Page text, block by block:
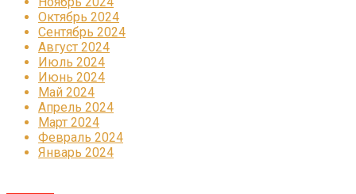
Октябрь 2024
Сентябрь 2024
Август 2024
Июль 2024
Июнь 2024
Май 2024
Апрель 2024
Март 2024
Февраль 2024
Январь 2024